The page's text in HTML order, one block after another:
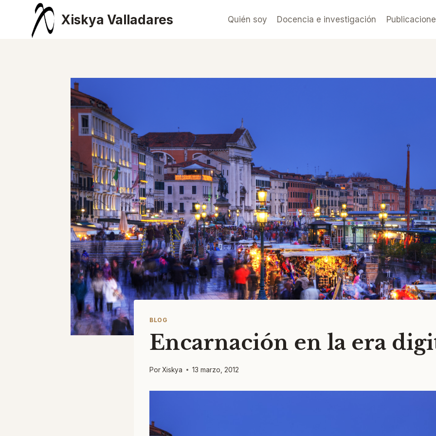
contenido
Xiskya Valladares Quién soy Docencia e investigación
BLOG
Encarnación en la era
PorXiskya 13 marzo, 2012